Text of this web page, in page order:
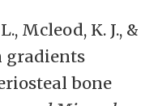
Mcleod, K. J., &
gradients
bone